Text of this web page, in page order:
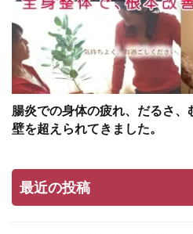
腸炎での身体の疲れ、だるさ、
壁を超えられてきました。
最近の投稿